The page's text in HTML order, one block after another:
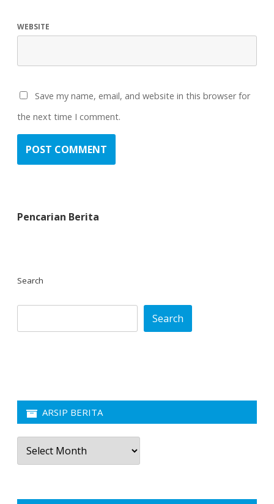
WEBSITE
Save my name, email, and website in this browser for
the next time I comment.
Pencarian Berita
Search
Search
ARSIP BERITA
Arsip
Berita